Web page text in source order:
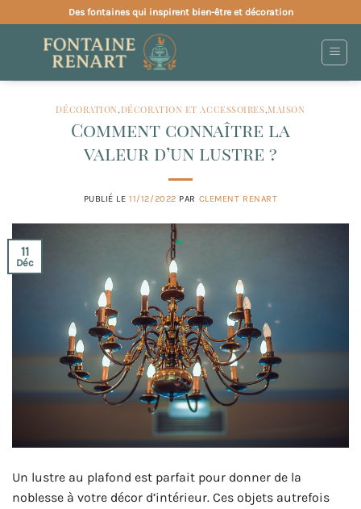
au
contenu
Des fontaines qui inspirent bien-être et décoration
DÉCORATION,DÉCORATION ET ACCESSOIRES,MAISON
Comment connaître la
valeur d’un lustre ?
PUBLIÉ LE11/12/2022 PAR CLEMENT RENART
11
Déc
Un lustre au plafond est parfait pour donner de la
noblesse à votre décor d’intérieur. Ces objets autrefois